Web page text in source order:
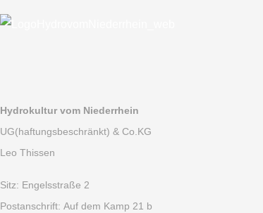
Hydrokultur vom Niederrhein
UG(haftungsbeschränkt) & Co.KG
Leo Thissen
Sitz: Engelsstraße 2
Postanschrift: Auf dem Kamp 21 b